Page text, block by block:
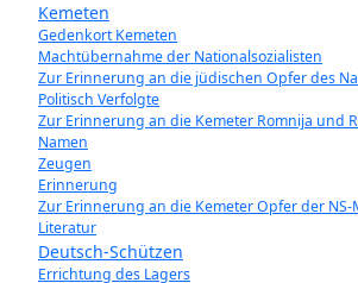
Kemeten
Gedenkort Kemeten
Machtübernahme der Nationalsozialisten
Zur Erinnerung an die jüdischen Opfer des
Politisch Verfolgte
Zur Erinnerung an die Kemeter Romnija und
Namen
Zeugen
Erinnerung
Zur Erinnerung an die Kemeter Opfer der NS-
Literatur
Deutsch-Schützen
Errichtung des Lagers